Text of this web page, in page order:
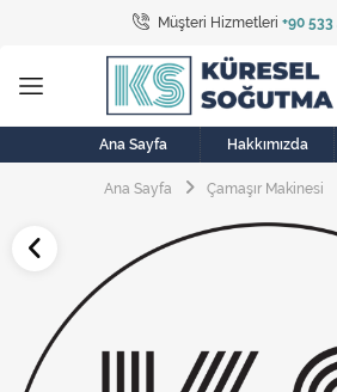
Müşteri Hizmetleri +90
Tüm
Bulaşık Makinesi
Buzdolabı
Çamaşır Kurutma
Elektrikli Aksamlar
Ana Sayfa Hakkımızda
Ana Sayfa Çamaşır Makinesi